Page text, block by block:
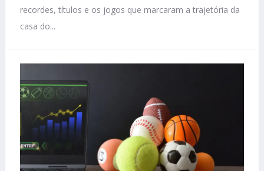
recordes, títulos e os jogos que marcaram a trajetória da
casa do...